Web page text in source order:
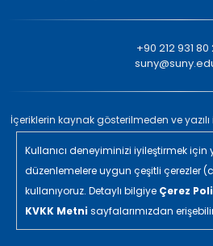
+90 212 931 80
İçeriklerin kaynak gösterilmeden ve
yasaktır. © 2022 Tüm
in/ajans
Kullanıcı deneyiminizi iyileştirmek için
düzenlemelere uygun çeşitli çerezler
kullanıyoruz. Detaylı bilgiye Çerez
KVKK Metnisayfalarımızdan